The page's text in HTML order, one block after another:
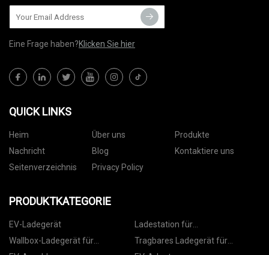
Eine Frage haben?Klicken Sie hier
QUICK LINKS
Heim Über uns
Produkte
Nachricht
Blog
Kontaktiere uns
Seitenverzeichnis
Privacy Policy
PRODUKTKATEGORIE
EV-Ladegerät
Ladestation für
Elektrofahrzeuge
Wallbox-Ladegerät für
Tragbares Ladegerät für